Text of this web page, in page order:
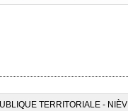
TERRITORIALE -